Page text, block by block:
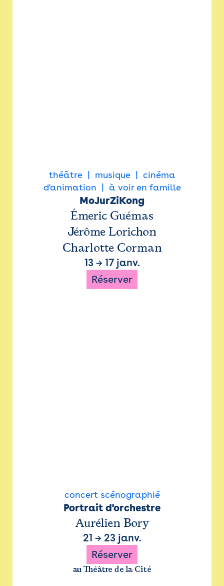
théâtre musique
cinéma
d'animation
à voir en famille
MoJurZiKong
Émeric Guémas
Jérôme Lorichon
Charlotte Corman
13→ 17 janv.
Réserver
concert scénographié
Portrait d'orchestre
Aurélien Bory
21 → 23 janv.
Réserver
au Théâtre de la Cité